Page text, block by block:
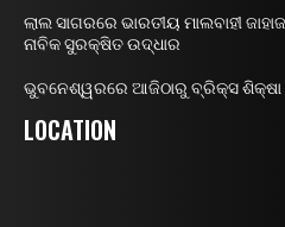
ଲାଲ ସାଗରରେ ଭାରତୀୟ ମାଲବାହୀ
ନାବିକ ସୁରକ୍ଷିତ ଉଦ୍ଧାର
ଭୁବନେଶ୍ୱରରେ ଆଜିଠାରୁ ବ୍ରିକ୍ସ ଶିକ୍ଷା
LOCATION